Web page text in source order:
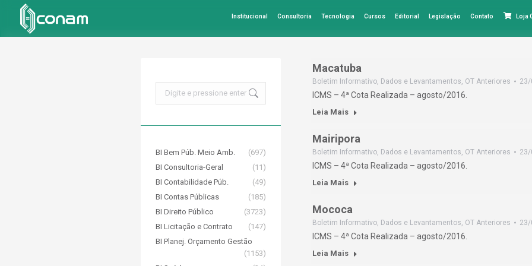
Institucional Consultoria Tecnologia Cursos Editorial Legislação Contato Loja
Macatuba
Boletim Informativo, Dados e Levantamentos, OT Anteriores
ICMS – 4ª Cota Realizada – agosto/2016.
Leia Mais
Mairipora
Boletim Informativo, Dados e Levantamentos, OT Anteriores
ICMS – 4ª Cota Realizada – agosto/2016.
Leia Mais
Mococa
Boletim Informativo, Dados e Levantamentos, OT Anteriores
ICMS – 4ª Cota Realizada – agosto/2016.
Leia Mais
BI Bem Púb. Meio Amb.
(697)
BI Consultoria-Geral
(11)
BI Contabilidade Púb.
(49)
BI Contas Públicas
(185)
BI Direito Público
(3723)
BI Licitação e Contrato
(147)
BI Planej. Orçamento Gestão
(1153)